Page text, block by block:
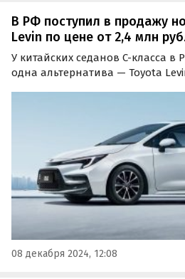
В РФ поступил в продажу
Levin по цене от 2,4 млн
У китайских седанов C-класса в
одна альтернатива — Toyota
08 декабря 2024, 12:08